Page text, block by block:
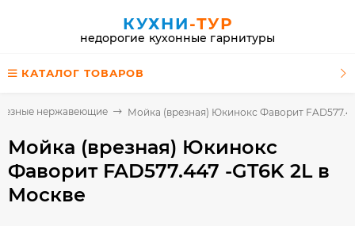
КУХНИ-ТУР
недорогие кухонные гарнитуры
КАТАЛОГ ТОВАРОВ
нержавеющие Мойка (врезная) Юкинокс Фаворит
Мойка (врезная) Юкинокс
Фаворит FAD577.447 -GT6K 2Lв
Москве